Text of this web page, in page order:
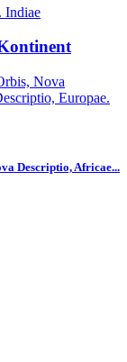
Indiae
Descriptio, Africae...